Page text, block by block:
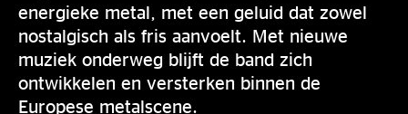
energieke metal, met een geluid dat zowel
nostalgisch als fris aanvoelt. Met nieuwe
muziek onderweg blijft de band zich
ontwikkelen en versterken binnen de
Europese metalscene.